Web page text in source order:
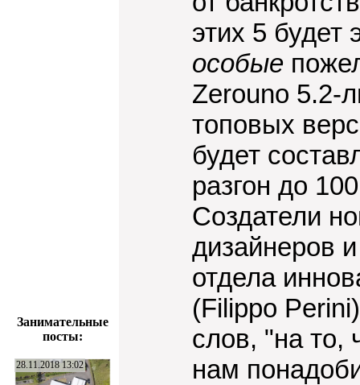
Занимательные
посты:
28.11.2018 13:02
этих 5 будет
особые
Zerouno 5.2-
топовых
будет
разгон до
Создатели
дизайнеров
отдела
(Filippo
слов, "на то,
нам